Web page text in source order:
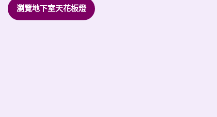
瀏覽地下室天花板燈